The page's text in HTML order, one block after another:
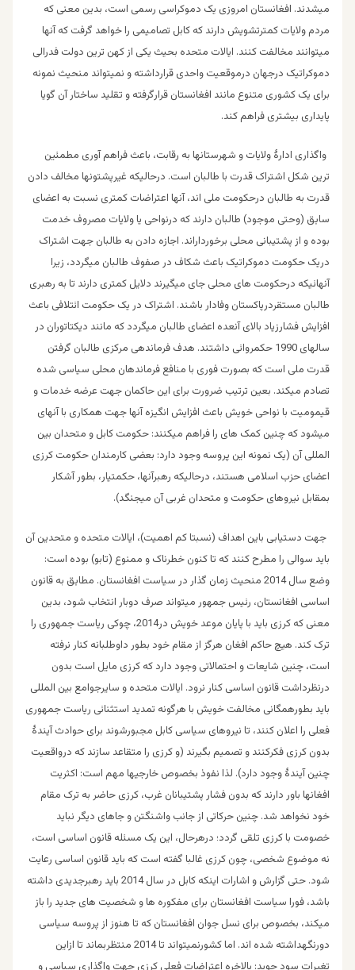
میشدند. افغانستان امروزی یک دموکراسی رسمی است، بدین معنی که
مردم ولایات کمترتشویش دارند که کابل تصامیمی را خواهد گرفت که آنها
میتوانند مخالفت کنند. ایالات متحده بحیث یکی از کهن ترین دولت فدرالی
دموکراتیک درجهان درموقعیت واحدی قرارداشته و نمیتواند منحیث نمونه
برای یک کشوری متنوع مانند افغانستان قرارگرفته و تقلید ساختار آن گویا
پایداری بیشتری فراهم کند.
واگذاری ادارۀ ولایات و شهرستانها به رقابت، باعث فراهم آوری مطمئین
ترین شکل اشتراک قدرت با طالبان است. درحالیکه غیرپشتونها مخالف دادن
قدرت به طالبان درحکومت ملی اند، آنها اعتراضات کمتری نسبت به اعضای
سابق (وحتی موجود) طالبان دارند که درنواحی یا ولایات مصروف خدمت
بوده و از پشتیبانی محلی برخورداراند. اجازه دادن به طالبان جهت اشتراک
دریک حکومت دموکراتیک باعث شکاف در صفوف طالبان میگردد، زیرا
آنهائیکه درحکومت های محلی جای میگیرند دلایل کمتری دارند تا به رهبری
طالبان مستقردرپاکستان وفادار باشند. اشتراک در یک حکومت ائتلافی باعث
افزایش فشارزیاد بالای آنعده اعضای طالبان میگردد که مانند دیکتاتوران در
سالهای 1990 حکمروائی داشتند. هدف فرماندهی مرکزی طالبان گرفتن
قدرت ملی است که بصورت فوری با منافع فرماندهان محلی سیاسی شده
تصادم میکند. بعین ترتیب ضرورت برای این حاکمان جهت عرضه خدمات و
قیمومیت با نواحی خویش باعث افزایش انگیزه آنها جهت همکاری با آنهای
میشود که چنین کمک های را فراهم میکنند: حکومت کابل و متحدان بین
المللی آن (یک نمونه این پروسه وجود دارد: بعضی کارمندان حکومت کرزی
اعضای حزب اسلامی هستند، درحالیکه رهبرآنها، حکمتیار، بطور آشکار
بمقابل نیروهای حکومت و متحدان غربی آن میجنگد).
جهت دستیابی باین اهداف (نسبتا کم اهمیت)، ایالات متحده و متحدین آن
باید سوالی را مطرح کنند که تا کنون خطرناک و ممنوع (تابو) بوده است:
وضع سال 2014 منحیث زمان گذار در سیاست افغانستان. مطابق به قانون
اساسی افغانستان، رئیس جمهور میتواند صرف دوبار انتخاب شود، بدین
معنی که کرزی باید با پایان موعد خویش در2014، چوکی ریاست جمهوری را
ترک کند. هیچ حاکم افغان هرگز از مقام خود بطور داوطلبانه کنار نرفته
است، چنین شایعات و احتمالاتی وجود دارد که کرزی مایل است بدون
درنظرداشت قانون اساسی کنار نرود. ایالات متحده و سایرجوامع بین المللی
باید بطورهمگانی مخالفت خویش با هرگونه تمدید استثنائی ریاست جمهوری
فعلی را اعلان کنند، تا نیروهای سیاسی کابل مجبورشوند برای حوادث آیندۀ
بدون کرزی فکرکنند و تصمیم بگیرند (و کرزی را متقاعد سازند که درواقعیت
چنین آیندۀ وجود دارد). لذا نفوذ بخصوص خارجیها مهم است: اکثریت
افغانها باور دارند که بدون فشار پشتیبانان غرب، کرزی حاضر به ترک مقام
خود نخواهد شد. چنین حرکاتی از جانب واشنگتن و جاهای دیگر نباید
خصومت با کرزی تلقی گردد؛ درهرحال، این یک مسئله قانون اساسی است،
نه موضوع شخصی، چون کرزی غالبا گفته است که باید قانون اساسی رعایت
شود. حتی گزارش و اشارات اینکه کابل در سال 2014 باید رهبرجدیدی داشته
باشد، فورا سیاست افغانستان برای مفکوره ها و شخصیت های جدید را باز
میکند، بخصوص برای نسل جوان افغانستان که تا هنوز از پروسه سیاسی
دورنگهداشته شده اند. اما کشورنمیتواند تا 2014 منتظربماند تا ازاین
تغیرات سود جوید: بالاخره اعتراضات فعلی کرزی جهت واگذاری سیاسی و